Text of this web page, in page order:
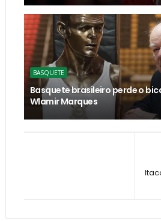
BASQUETE
Basquete brasileiro perde o
Wlamir Marques